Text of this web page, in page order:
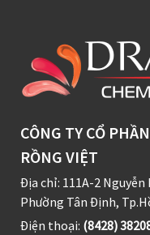
CÔNG TY CỔ
RỒNG VIỆT
Địa chỉ: 111A-2 Nguyễn
Phường Tân Định,
Điện thoại: (8428)